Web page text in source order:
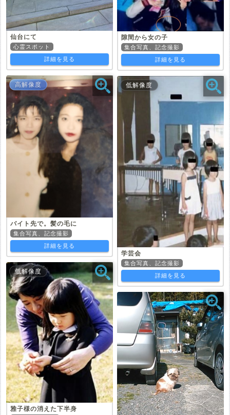
仙台にて
心霊スポット
詳細を見る
高解像度
バイト先で。髪の毛に
集合写真、記念撮影
詳細を見る
低解像度
雅子様の消えた下半身
隙間から女の子
集合写真、記念撮影
詳細を見る
低解像度
学芸会
集合写真、記念撮影
詳細を見る